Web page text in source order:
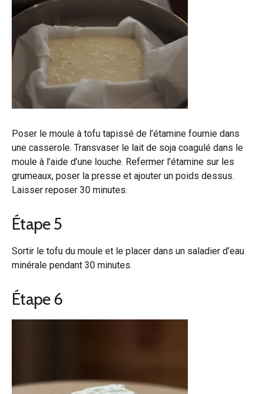
Poser le moule à tofu tapissé de l’étamine fournie dans
une casserole. Transvaser le lait de soja coagulé dans le
moule à l’aide d’une louche. Refermer l’étamine sur les
grumeaux, poser la presse et ajouter un poids dessus.
Laisser reposer 30 minutes.
Étape 5
Sortir le tofu du moule et le placer dans un saladier d’eau
minérale pendant 30 minutes.
Étape 6